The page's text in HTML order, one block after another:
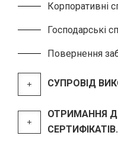
Корпоративні
Господарські
Повернення
СУПРОВІД
ОТРИМАННЯ